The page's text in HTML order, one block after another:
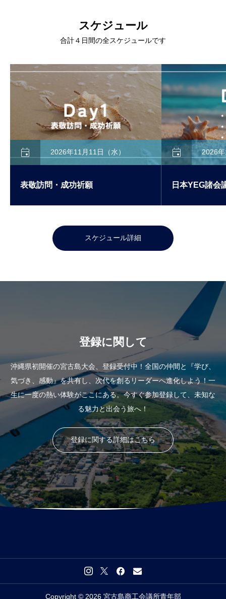
スケジュール
合計４日間の全スケジュールです
 2026年11月11日（水）
表敬訪問・成功祈願
 2026
日本YEG諸会
スケジュール詳細
登録に関して
沖縄県初開催の宮古島大会、登録受付中！全国の仲間と『学び、
気づき、感動』を共有し、次代を創るリーダーへ進化しよう！一
生に一度の熱い体験がここにある。今すぐ参加登録して、未知な
る魅力と出会う旅へ！
登録に関する詳細はこちら
Copyright © 2026 宮古島商工会議所青年部